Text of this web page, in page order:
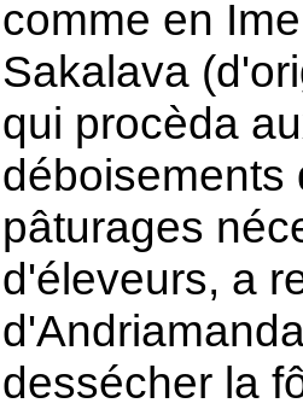
comme en
Sakalava
qui procèda
déboisements
pâturages
d'éleveurs, a
dessécher la